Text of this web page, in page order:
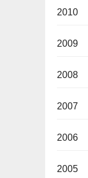
2010
2009
2008
2007
2006
2005